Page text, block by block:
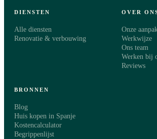
DIENSTEN
Alle diensten
Renovatie & verbouwing
OVER
Onze
Werkwijze
Ons team
Werken bij
Reviews
BRONNEN
Blog
Huis kopen in Spanje
Kostencalculator
Begrippenlijst